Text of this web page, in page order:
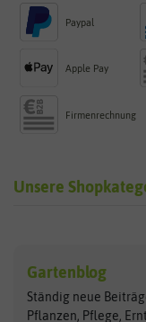
Paypal
Apple Pay
Firmenrechnung
Unsere
Exotische Samen
Gemüsesamen
Gründünger
Arche Noah
ASB Greenworld
Gartenblog
Ständig neue
Pflanzen, Pflege,